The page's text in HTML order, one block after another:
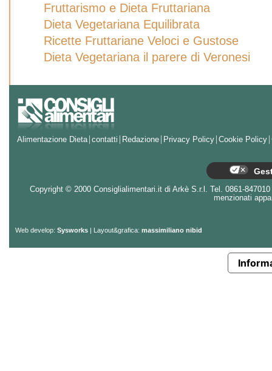
Fruttarismo e Dieta Fruttariana
Dieta Vegetariana Equilibrata
Ricette Fruttariane Veloci e Gustose
Dieta Vegetariana il parere di Veronesi
Alimentazione Dieta contatti Redazione Privacy Policy Cookie Policy
Copyright © 2000 Consiglialimentari.it di Arkè S.r.l. Tel. 0861-
menzionati
Web develop: Sysworks | Layout&grafica: massimiliano nibid